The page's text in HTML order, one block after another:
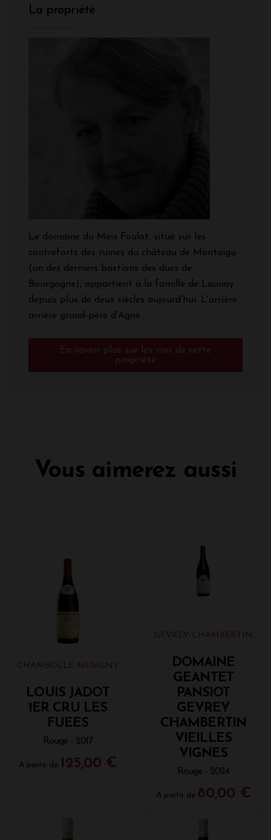
La propriété
Le domaine du Meix Foulot, situé sur les
contreforts des ruines du château de Montaigu
(un des derniers bastions des ducs de
Bourgogne), appartient à la famille de Launay
depuis plus de deux siècles aujourd’hui. L'arrière
arrière grand-père d'Agnè...
En savoir plus sur les vins de cette
propriété
Vous aimerez aussi
CHAMBOLLE-MUSIGNY
LOUIS JADOT
1ER CRU LES
FUEES
Rouge - 2017
A partir de 125,00 €
GEVREY-CHAMBERTIN
DOMAINE
GEANTET
PANSIOT
GEVREY
CHAMBERTIN
VIEILLES
VIGNES
Rouge - 2024
A partir de 80,00 €